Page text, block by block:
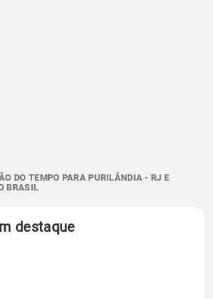
DO TEMPO PARA PURILÂNDIA - RJ E
BRASIL
destaque